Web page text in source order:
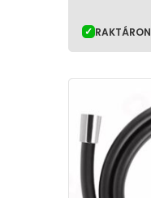
RAKTÁRON